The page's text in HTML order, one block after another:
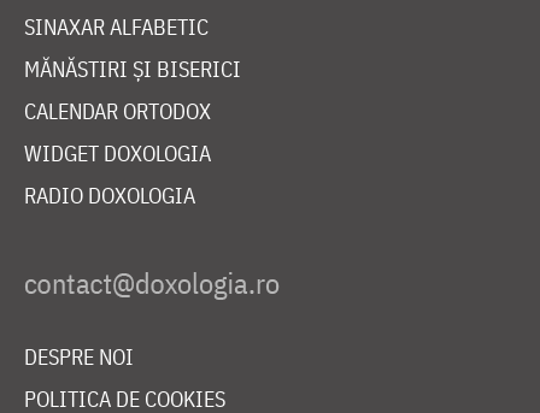
SINAXAR ALFABETIC
MĂNĂSTIRI ȘI BISERICI
CALENDAR ORTODOX
WIDGET DOXOLOGIA
RADIO DOXOLOGIA
DESPRE NOI
POLITICA DE COOKIES